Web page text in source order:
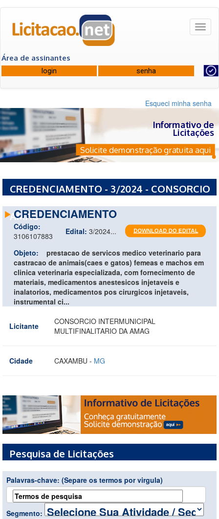
Área de assinantes
Esqueci minha senha
Informativo de
Licitações
Solicite demonstração gratuita aqui
CREDENCIAMENTO - 3/2024 - CONSORCIO
AMAG
CREDENCIAMENTO
Código:
3106107883
Edital: 3/2024...
Objeto:
prestacao de servicos medico veterinario para
castracao de animais(caes e gatos) femeas e machos em
clinica veterinaria especializada, com fornecimento de
materiais, medicamentos anestesicos injetaveis e
inalatorios, medicamentos pos cirurgicos injetaveis,
instrumental ci...
Licitante
CONSORCIO INTERMUNICIPAL
MULTIFINALITARIO DA AMAG
Cidade CAXAMBU - MG
Pesquisa de Licitações
Palavras-chave: (Separe os termos por virgula)
Segmento: